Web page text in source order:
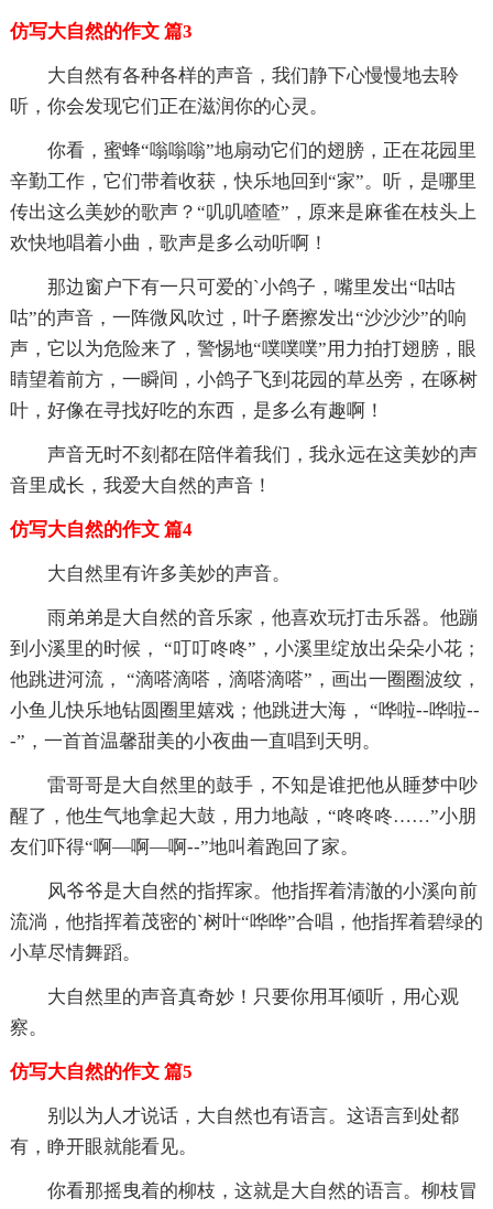
仿写大自然的作文 篇3
大自然有各种各样的声音，我们静下心慢慢地去聆
听，你会发现它们正在滋润你的心灵。
你看，蜜蜂“嗡嗡嗡”地扇动它们的翅膀，正在花园里
辛勤工作，它们带着收获，快乐地回到“家”。听，是哪里
传出这么美妙的歌声？“叽叽喳喳”，原来是麻雀在枝头上
欢快地唱着小曲，歌声是多么动听啊！
那边窗户下有一只可爱的`小鸽子，嘴里发出“咕咕
咕”的声音，一阵微风吹过，叶子磨擦发出“沙沙沙”的响
声，它以为危险来了，警惕地“噗噗噗”用力拍打翅膀，眼
睛望着前方，一瞬间，小鸽子飞到花园的草丛旁，在啄树
叶，好像在寻找好吃的东西，是多么有趣啊！
声音无时不刻都在陪伴着我们，我永远在这美妙的声
音里成长，我爱大自然的声音！
仿写大自然的作文 篇4
大自然里有许多美妙的声音。
雨弟弟是大自然的音乐家，他喜欢玩打击乐器。他蹦
到小溪里的时候， “叮叮咚咚”，小溪里绽放出朵朵小花；
他跳进河流， “滴嗒滴嗒，滴嗒滴嗒”，画出一圈圈波纹，
小鱼儿快乐地钻圆圈里嬉戏；他跳进大海， “哗啦--哗啦--
-”，一首首温馨甜美的小夜曲一直唱到天明。
雷哥哥是大自然里的鼓手，不知是谁把他从睡梦中吵
醒了，他生气地拿起大鼓，用力地敲，“咚咚咚……”小朋
友们吓得“啊—啊—啊--”地叫着跑回了家。
风爷爷是大自然的指挥家。他指挥着清澈的小溪向前
流淌，他指挥着茂密的`树叶“哗哗”合唱，他指挥着碧绿的
小草尽情舞蹈。
大自然里的声音真奇妙！只要你用耳倾听，用心观
察。
仿写大自然的作文 篇5
别以为人才说话，大自然也有语言。这语言到处都
有，睁开眼就能看见。
你看那摇曳着的柳枝，这就是大自然的语言。柳枝冒